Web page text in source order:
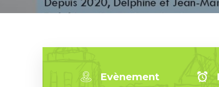
Evènement